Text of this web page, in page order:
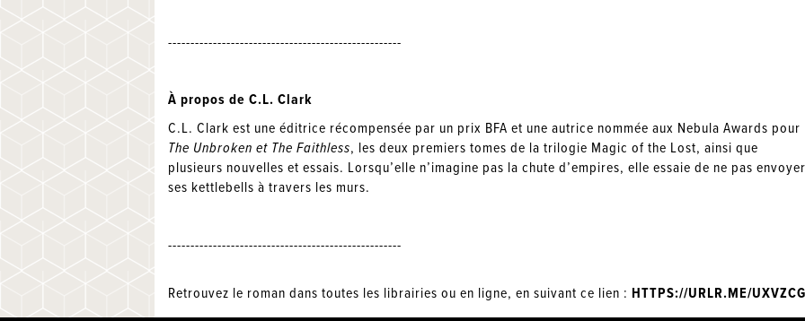
----------------------------------------------------
À propos de C.L. Clark
C.L. Clark est une éditrice récompensée par un prix BFA et une autrice nommée aux Nebula Awards pour
The Unbroken et The Faithless, les deux premiers tomes de la trilogie Magic of the Lost, ainsi que
plusieurs nouvelles et essais. Lorsqu’elle n’imagine pas la chute d’empires, elle essaie de ne pas envoyer
ses kettlebells à travers les murs.
----------------------------------------------------
Retrouvez le roman dans toutes les librairies ou en ligne, en suivant ce lien : HTTPS://URLR.ME/UXVZCG